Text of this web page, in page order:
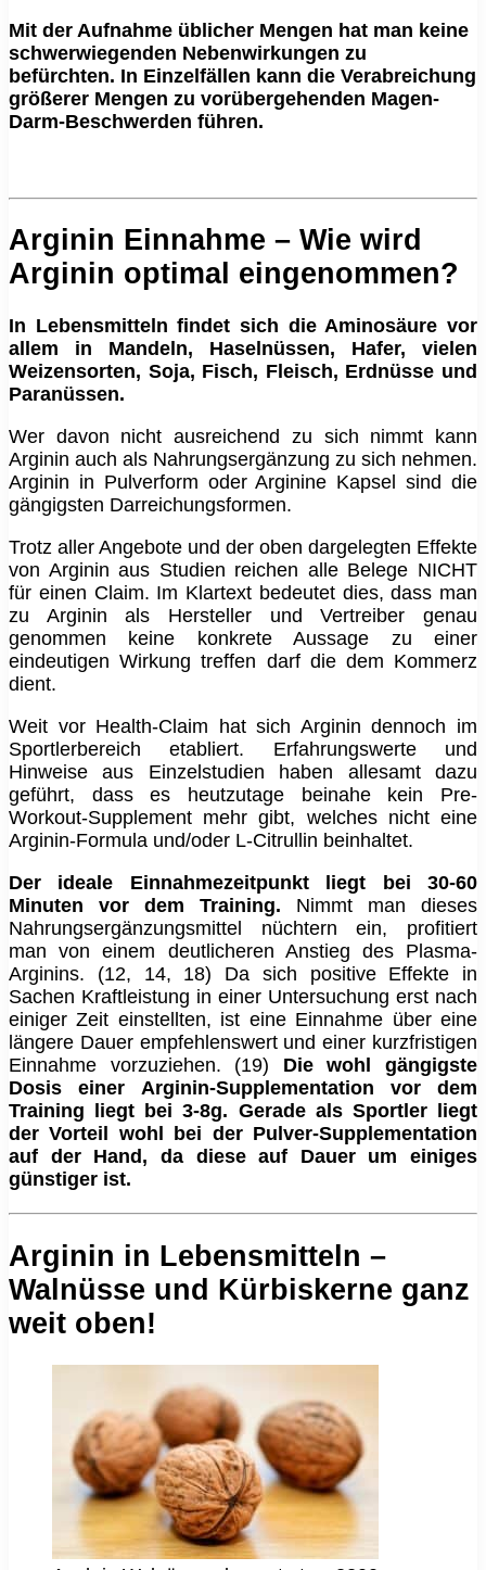
Mit der Aufnahme üblicher Mengen hat man keine
schwerwiegenden Nebenwirkungen zu
befürchten. In Einzelfällen kann die Verabreichung
größerer Mengen zu vorübergehenden Magen-
Darm-Beschwerden führen.
Arginin Einnahme – Wie wird
Arginin optimal eingenommen?
In Lebensmitteln findet sich die Aminosäure vor
allem in Mandeln, Haselnüssen, Hafer, vielen
Weizensorten, Soja, Fisch, Fleisch, Erdnüsse und
Paranüssen.
Wer davon nicht ausreichend zu sich nimmt kann
Arginin auch als Nahrungsergänzung zu sich nehmen.
Arginin in Pulverform oder Arginine Kapsel sind die
gängigsten Darreichungsformen.
Trotz aller Angebote und der oben dargelegten Effekte
von Arginin aus Studien reichen alle Belege NICHT
für einen Claim. Im Klartext bedeutet dies, dass man
zu Arginin als Hersteller und Vertreiber genau
genommen keine konkrete Aussage zu einer
eindeutigen Wirkung treffen darf die dem Kommerz
dient.
Weit vor Health-Claim hat sich Arginin dennoch im
Sportlerbereich etabliert. Erfahrungswerte und
Hinweise aus Einzelstudien haben allesamt dazu
geführt, dass es heutzutage beinahe kein Pre-
Workout-Supplement mehr gibt, welches nicht eine
Arginin-Formula und/oder L-Citrullin beinhaltet.
Der ideale Einnahmezeitpunkt liegt bei 30-60
Minuten vor dem Training. Nimmt man dieses
Nahrungsergänzungsmittel nüchtern ein, profitiert
man von einem deutlicheren Anstieg des Plasma-
Arginins. (12, 14, 18) Da sich positive Effekte in
Sachen Kraftleistung in einer Untersuchung erst nach
einiger Zeit einstellten, ist eine Einnahme über eine
längere Dauer empfehlenswert und einer kurzfristigen
Einnahme vorzuziehen. (19) Die wohl gängigste
Dosis einer Arginin-Supplementation vor dem
Training liegt bei 3-8g. Gerade als Sportler liegt
der Vorteil wohl bei der Pulver-Supplementation
auf der Hand, da diese auf Dauer um einiges
günstiger ist.
Arginin in Lebensmitteln –
Walnüsse und Kürbiskerne ganz
weit oben!